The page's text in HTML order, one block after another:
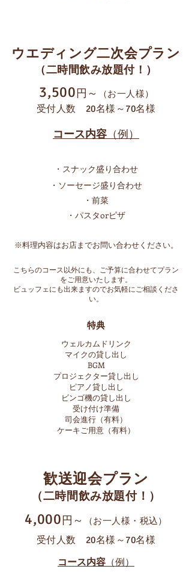
ウエディング二次会プラン
（二時間飲み放題付！）
3,500円～ （お一人様）
受付人数 20名様～70名様
コース内容 （例）
・スナック盛り合わせ
・ソーセージ盛り合わせ
・前菜
・パスタorピザ
※料理内容はお店までお問い合わせください。
こちらのコース以外にも、ご予算に合わせてプラン
をご用意いたします。
ビュッフェにも出来ますのでお気軽にご相談くださ
い。
特典
​ウェルカムドリンク
マイクの貸し出し
BGM
プロジェクター貸し出し
ピアノ貸し出し
ビンゴ機の貸し出し
受け付け準備​
司会進行（有料）
​ケーキご用意（有料）
​歓送迎会プラン
（二時間飲み放題付！）
4,000円～ （お一人様・税込）
受付人数 20名様～70名様
コース内容 （例）